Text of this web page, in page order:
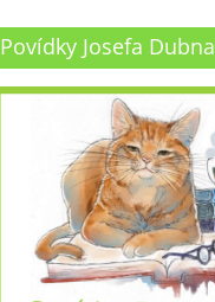
Povídky Josefa Dubna